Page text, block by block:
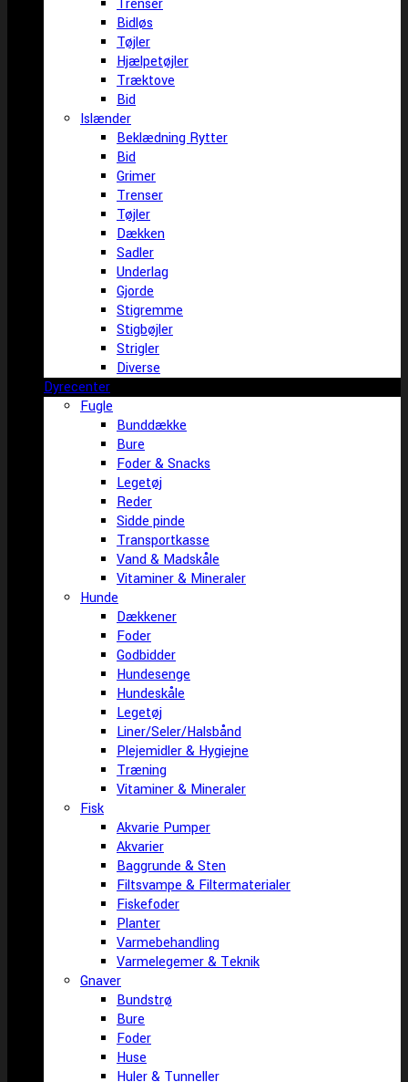
Trenser
Bidløs
Tøjler
Hjælpetøjler
Træktove
Bid
Islænder
Beklædning Rytter
Bid
Grimer
Trenser
Tøjler
Dækken
Sadler
Underlag
Gjorde
Stigremme
Stigbøjler
Strigler
Diverse
Dyrecenter
Fugle
Bunddække
Bure
Foder & Snacks
Legetøj
Reder
Sidde pinde
Transportkasse
Vand & Madskåle
Vitaminer & Mineraler
Hunde
Dækkener
Foder
Godbidder
Hundesenge
Hundeskåle
Legetøj
Liner/Seler/Halsbånd
Plejemidler & Hygiejne
Træning
Vitaminer & Mineraler
Fisk
Akvarie Pumper
Akvarier
Baggrunde & Sten
Filtsvampe & Filtermaterialer
Fiskefoder
Planter
Varmebehandling
Varmelegemer & Teknik
Gnaver
Bundstrø
Bure
Foder
Huse
Huler & Tunneller